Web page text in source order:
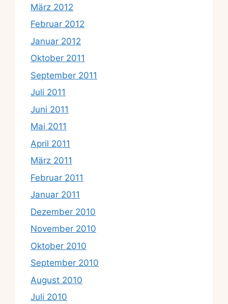
März 2012
Februar 2012
Januar 2012
Oktober 2011
September 2011
Juli 2011
Juni 2011
Mai 2011
April 2011
März 2011
Februar 2011
Januar 2011
Dezember 2010
November 2010
Oktober 2010
September 2010
August 2010
Juli 2010